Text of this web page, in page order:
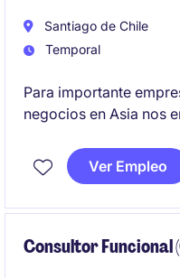
Santiago de Chile
Temporal
Para importante
negocios en Asia nos
avanzadoVer Empleo
Consultor Funcional